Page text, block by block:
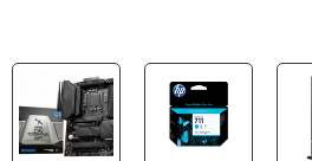
HP
Outros acessórios de informática